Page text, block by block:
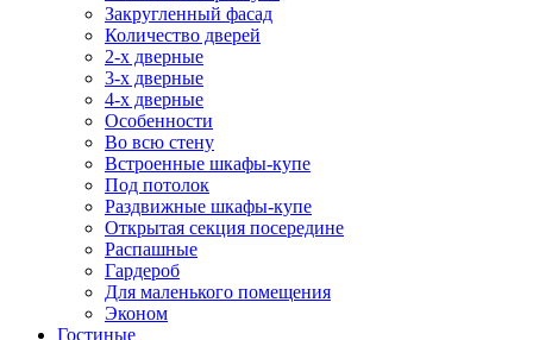
Закругленный фасад
Количество дверей
2-х дверные
3-х дверные
4-х дверные
Особенности
Во всю стену
Встроенные шкафы-купе
Под потолок
Раздвижные шкафы-купе
Открытая секция посередине
Распашные
Гардероб
Для маленького помещения
Эконом
Гостиные